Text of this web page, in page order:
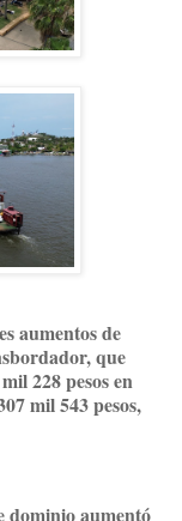
aumentos de
que
228 pesos en
mil 543 pesos,
dominio aumentó